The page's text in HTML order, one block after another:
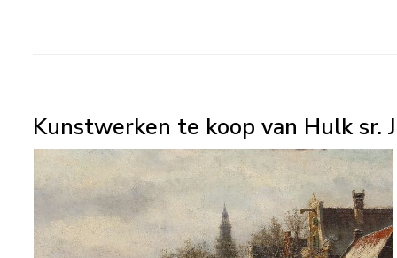
Kunstwerken te koop van Hulk sr.